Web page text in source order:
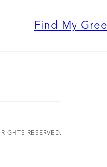
Find My
RESERVED.